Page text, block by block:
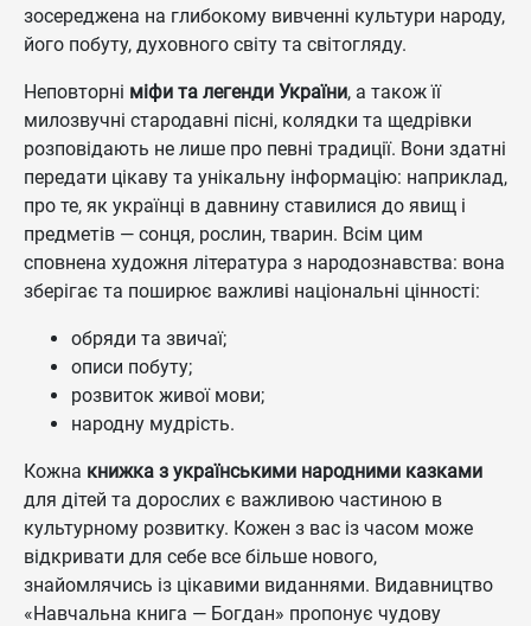
зосереджена на глибокому вивченні культури народу,
його побуту, духовного світу та світогляду.
Неповторні міфи та легенди України, а також її
милозвучні стародавні пісні, колядки та щедрівки
розповідають не лише про певні традиції. Вони здатні
передати цікаву та унікальну інформацію: наприклад,
про те, як українці в давнину ставилися до явищ і
предметів — сонця, рослин, тварин. Всім цим
сповнена художня література з народознавства: вона
зберігає та поширює важливі національні цінності:
обряди та звичаї;
описи побуту;
розвиток живої мови;
народну мудрість.
Кожна книжка з українськими народними казками
для дітей та дорослих є важливою частиною в
культурному розвитку. Кожен з вас із часом може
відкривати для себе все більше нового,
знайомлячись із цікавими виданнями. Видавництво
«Навчальна книга — Богдан» пропонує чудову